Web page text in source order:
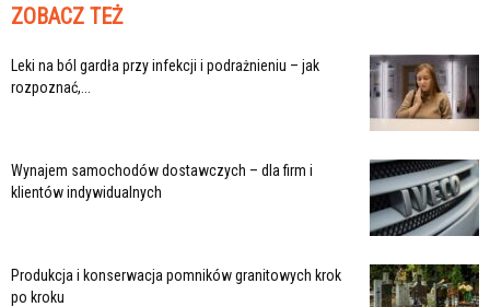
ZOBACZ TEŻ
Leki na ból gardła przy infekcji i podrażnieniu – jak
rozpoznać,...
Wynajem samochodów dostawczych – dla firm i
klientów indywidualnych
Produkcja i konserwacja pomników granitowych krok
po kroku